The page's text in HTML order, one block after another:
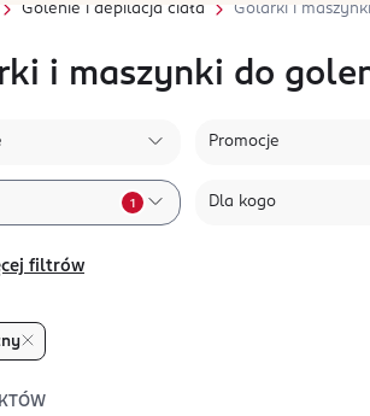
Golenie i depilacja ciała Golarki i
i maszynki do
Promocje
1 Dla kogo
filtrów